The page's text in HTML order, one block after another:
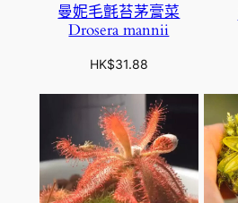
曼妮毛氈苔茅膏菜
Drosera mannii
HK$31.88